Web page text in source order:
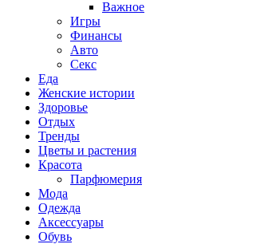
Важное
Игры
Финансы
Авто
Секс
Еда
Женские истории
Здоровье
Отдых
Тренды
Цветы и растения
Красота
Парфюмерия
Мода
Одежда
Аксессуары
Обувь